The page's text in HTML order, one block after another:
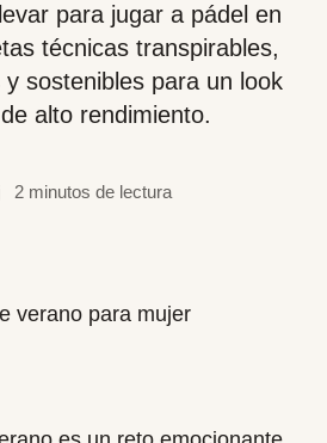
para jugar a pádel en
técnicas transpirables,
sostenibles para un look
alto rendimiento.
2 minutos de lectura